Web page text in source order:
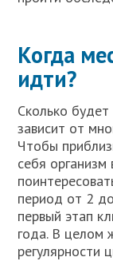
Когда
идти?
Сколько
зависит от
Чтобы
себя
период от 2
первый этап
года. В целом
регулярности